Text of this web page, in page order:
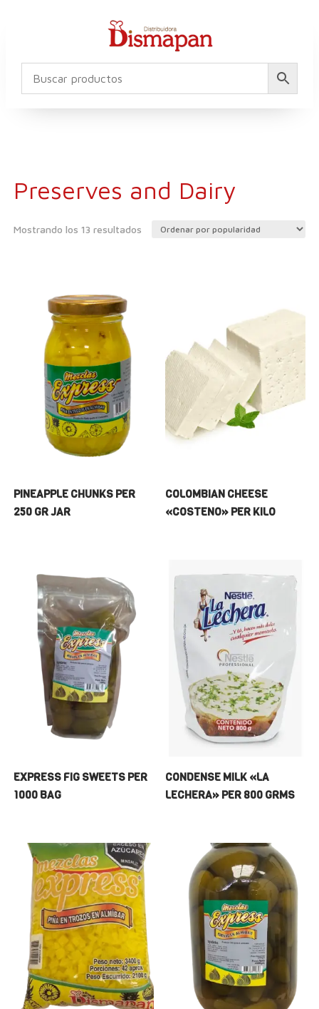
Preserves and Dairy
Mostrando los 13 resultadosOrdenado
PINEAPPLE CHUNKS PER
250 GR JAR
COLOMBIAN CHEESE
«COSTENO» PER KILO
EXPRESS FIG SWEETS PER
1000 BAG
CONDENSE MILK «LA
LECHERA» PER 800 GRMS